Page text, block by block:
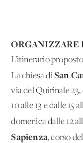
ORGANIZZARE
L’itinerario
La chiesa diSan
via del Quirinale
10 alle 13 e dalle 15
domenica dalle 12
Sapienza, corso